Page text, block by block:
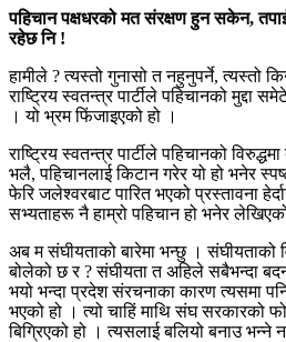
पहिचान पक्षधरको मत संरक्षण हुन सकेन,
रहेछ नि !
हामीले ? त्यस्तो गुनासो त नहुनुपर्ने, त्यस्तो
राष्ट्रिय स्वतन्त्र पार्टीले पहिचानको मुद्दा
। यो भ्रम फिंजाइएको हो ।
राष्ट्रिय स्वतन्त्र पार्टीले पहिचानको
भलै, पहिचानलाई किटान गरेर यो हो भनेर
फेरि जलेश्वरबाट पारित भएको प्रस्तावना
सभ्यताहरू नै हाम्रो पहिचान हो भनेर
अब म संघीयताको बारेमा भन्छु । संघीयताको
बोलेको छ र ? संघीयता त अहिले सबैभन्दा
भयो भन्दा प्रदेश संरचनाका कारण त्यसमा
भएको हो । त्यो चाहिं माथि संघ सरकारको
बिग्रिएको हो । त्यसलाई बलियो बनाउ भन्ने